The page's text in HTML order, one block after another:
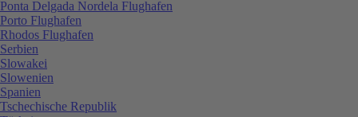
Ponta Delgada Nordela Flughafen
Porto Flughafen
Rhodos Flughafen
Serbien
Slowakei
Slowenien
Spanien
Tschechische Republik